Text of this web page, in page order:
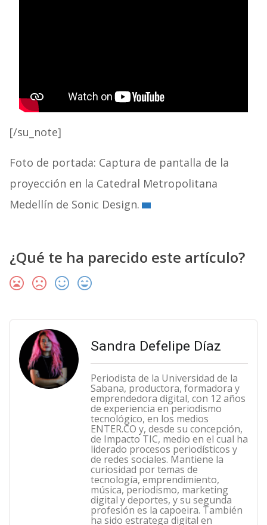
[/su_note]
Foto de portada: Captura de pantalla de la
proyección en la Catedral Metropolitana
Medellín de Sonic Design.
¿Qué te ha parecido este artículo?
Sandra Defelipe Díaz
Periodista de la Universidad de la
Sabana, productora, formadora y
emprendedora digital, con 12 años
de experiencia en periodismo
tecnológico, en los medios
ENTER.CO y, desde su concepción,
de Impacto TIC, medio en el cual ha
liderado procesos periodísticos y
de redes sociales. Mantiene la
curiosidad por temas de
tecnología, emprendimiento,
música, periodismo, marketing
digital y deportes, y su segunda
profesión es la capoeira. También
ha sido estratega digital en